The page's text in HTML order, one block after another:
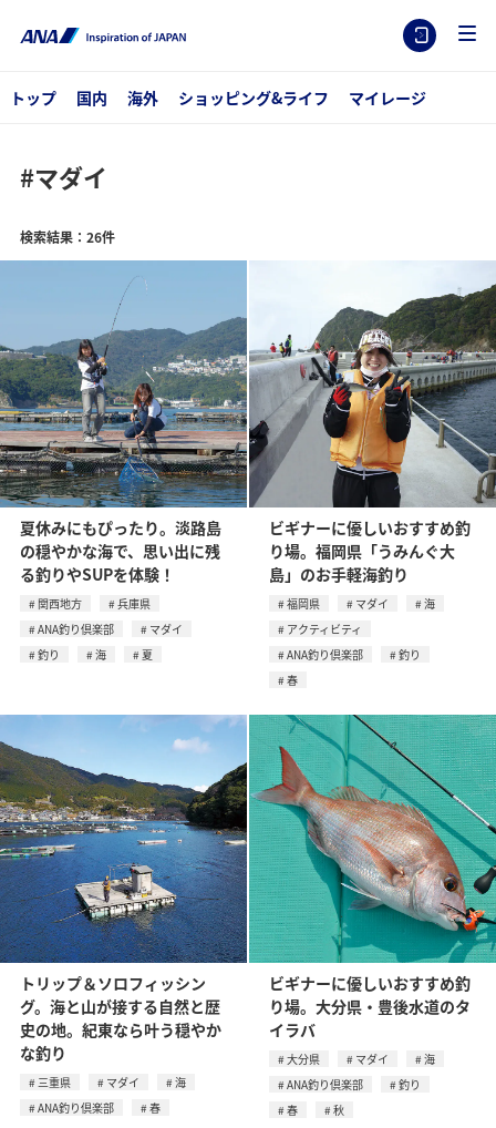
トップ 国内 海外 ショッピング&ライフ マイレージ
#マダイ
検索結果：26件
夏休みにもぴったり。淡路島
の穏やかな海で、思い出に残
る釣りやSUPを体験！
関西地方
兵庫県
ANA釣り倶楽部
マダイ
釣り
海 夏
ビギナーに優しいおすすめ釣
り場。福岡県「うみんぐ大
島」のお手軽海釣り
福岡県 マダイ
海
アクティビティ
ANA釣り倶楽部
釣り
春
トリップ＆ソロフィッシン
グ。海と山が接する自然と歴
史の地。紀東なら叶う穏やか
な釣り
三重県 マダイ
海
ANA釣り倶楽部
春
ビギナーに優しいおすすめ釣
り場。大分県・豊後水道のタ
イラバ
大分県 マダイ
海
ANA釣り倶楽部
釣り
春
秋